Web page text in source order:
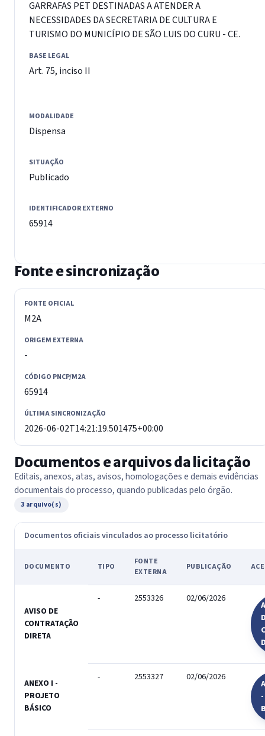
GARRAFAS PET DESTINADAS A ATENDER A
NECESSIDADES DA SECRETARIA DE CULTURA E
TURISMO DO MUNICÍPIO DE SÃO LUIS DO CURU - CE.
BASE LEGAL
Art. 75, inciso II
MODALIDADE
Dispensa
SITUAÇÃO
Publicado
IDENTIFICADOR EXTERNO
65914
Fonte e sincronização
FONTE OFICIAL
M2A
ORIGEM EXTERNA
-
CÓDIGO PNCP/M2A
65914
ÚLTIMA SINCRONIZAÇÃO
2026-06-02T14:21:19.501475+00:00
Documentos e arquivos da licitação
Editais, anexos, atas, avisos, homologações e demais evidências
documentais do processo, quando publicadas pelo órgão.
3 arquivo(s)
Documentos oficiais vinculados ao processo licitatório
DOCUMENTO TIPO
FONTE
EXTERNA
PUBLICAÇÃO
AVISO DE
CONTRATAÇÃO
DIRETA
- 2553326 02/06/2026
ANEXO I -
PROJETO
BÁSICO
- 2553327 02/06/2026